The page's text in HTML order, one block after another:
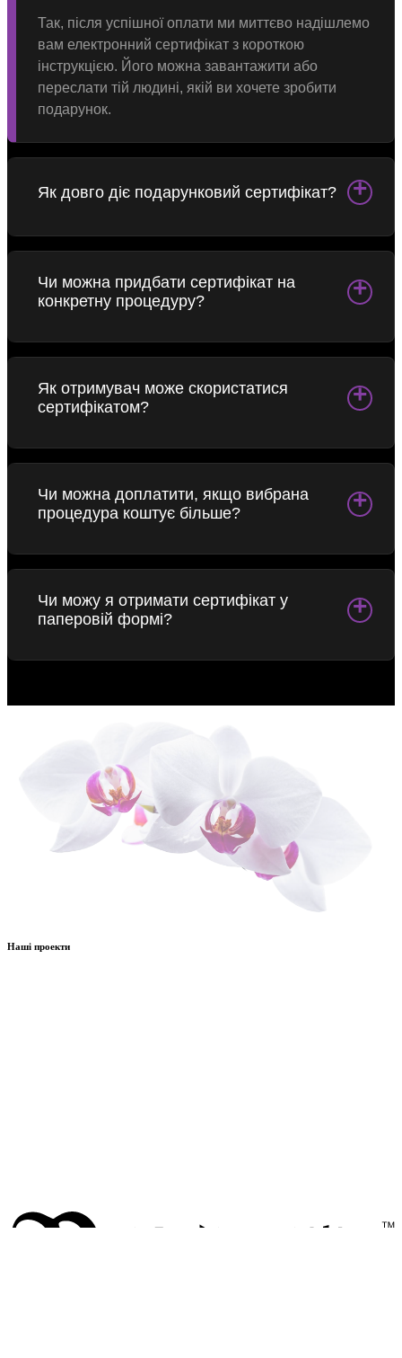
Так, після успішної оплати ми миттєво надішлемо
вам електронний сертифікат з короткою
інструкцією. Його можна завантажити або
переслати тій людині, якій ви хочете зробити
подарунок.
Як довго діє подарунковий сертифікат? +
Чи можна придбати сертифікат на
конкретну процедуру?
+
Як отримувач може скористатися
сертифікатом?
+
Чи можна доплатити, якщо вибрана
процедура коштує більше?
+
Чи можу я отримати сертифікат у
паперовій формі?
+
Наші проекти